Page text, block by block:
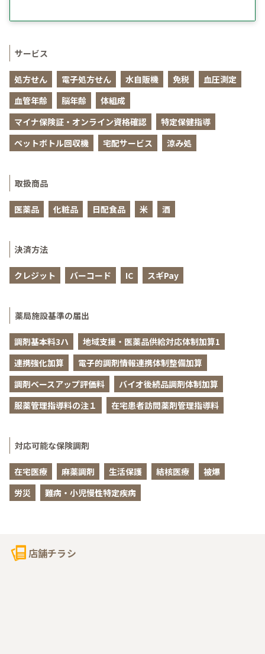
サービス
処方せん 電子処方せん 水自販機 免税
血圧測定
血管年齢
脳年齢
体組成
マイナ保険証・オンライン資格確認
特定保健指導
ペットボトル回収機
宅配サービス 涼み処
取扱商品
医薬品 化粧品 日配食品 米 酒
決済方法
クレジット バーコード IC スギPay
薬局施設基準の届出
調剤基本料3ハ
地域支援・医薬品供給対応体制加算1
連携強化加算
電子的調剤情報連携体制整備加算
調剤ベースアップ評価料
バイオ後続品調剤体制加算
服薬管理指導料の注１
在宅患者訪問薬剤管理指導料
対応可能な保険調剤
在宅医療 麻薬調剤 生活保護 結核医療
被爆
労災
難病・小児慢性特定疾病
店舗チラシ